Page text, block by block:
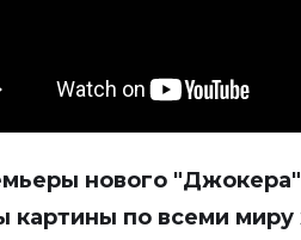
нового
картины по всеми